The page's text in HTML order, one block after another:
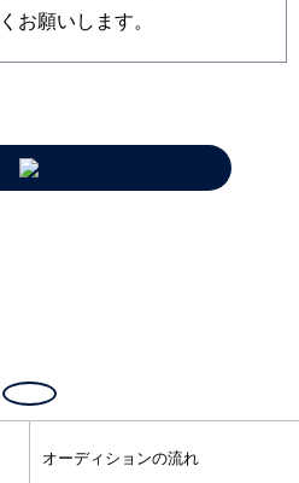
お願いします。
オーディションの流れ